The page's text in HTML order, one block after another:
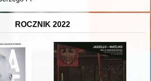
ROCZNIK 2022